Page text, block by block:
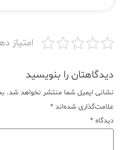
امتیاز
دیدگاهتان را بنویسید
نشانی ایمیل شما منتشر نخواهد شد.
علامت‌گذاری شده‌اند *
دیدگاه *